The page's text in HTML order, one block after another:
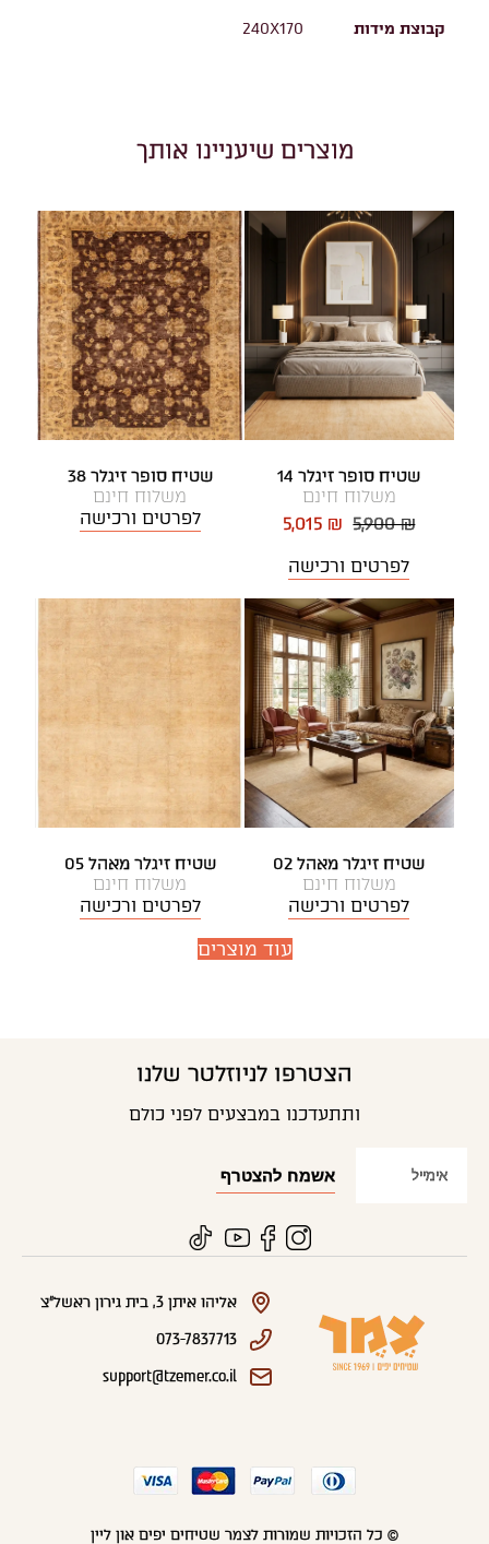
קבוצת מידות 240X170
מוצרים שיעניינו אותך
שטיח סופר זיגלר 14
משלוח חינם
5,900 ₪
5,015 ₪
לפרטים ורכישה
שטיח סופר זיגלר 38
משלוח חינם
לפרטים ורכישה
שטיח זיגלר מאהל 02
משלוח חינם
לפרטים ורכישה
שטיח זיגלר מאהל 05
משלוח חינם
לפרטים ורכישה
עוד מוצרים
הצטרפו לניוזלטר שלנו
ותתעדכנו במבצעים לפני כולם
אליהו איתן 3, בית גירון ראשל"צ
073-7837713
support@tzemer.co.il
© כל הזכויות שמורות לצמר שטיחים יפים און ליין